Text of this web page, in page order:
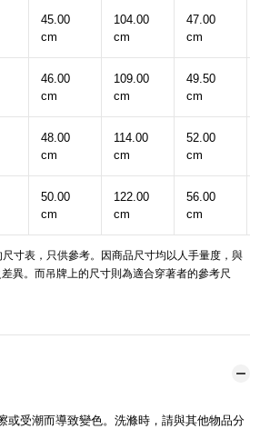
45.00
cm
104.00
cm
47.00
cm
46.00
cm
109.00
cm
49.50
cm
48.00
cm
114.00
cm
52.00
cm
50.00
cm
122.00
cm
56.00
cm
寸表，只供參考。因商品尺寸均以人手量度，與
異。而吊牌上的尺寸則為適合穿著者的參考尺
或受潮而導致變色。洗滌時，請與其他物品分